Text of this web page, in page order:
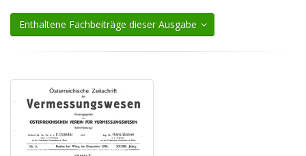
Enthaltene Fachbeiträge dieser Ausgabe